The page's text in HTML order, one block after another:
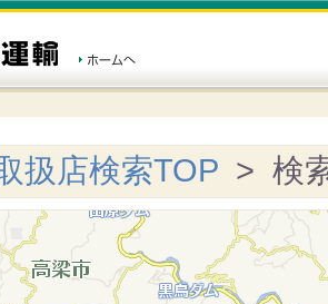
扱店検索TOP > 検